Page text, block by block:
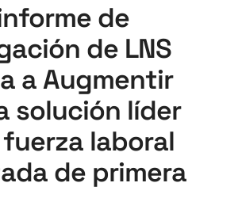
de
de LNS
a Augmentir
solución líder
laboral
de primera